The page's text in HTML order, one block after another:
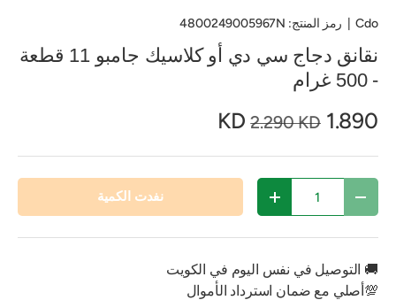
Cdo
| رمز المنتج: 4800249005967N
نقانق دجاج سي دي أو كلاسيك جامبو 11 قطعة
- 500 غرام
1.890 KD
2.290 KD
تقليل الكمية زيادة الكمية نفدت الكمية
🚚 التوصيل في نفس اليوم في الكويت
💯أصلي مع ضمان استرداد الأموال